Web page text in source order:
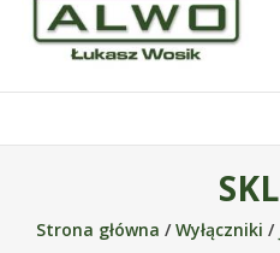
Alwo
sklep
meble
Strona główna /Wyłączniki /